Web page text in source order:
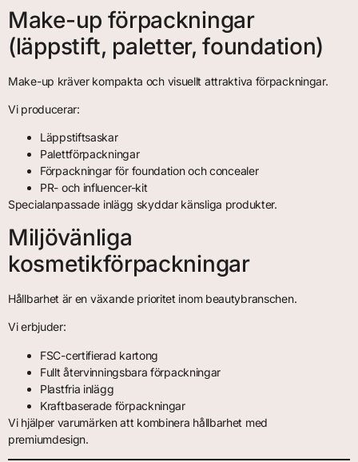
Make-up förpackningar
(läppstift, paletter, foundation)
Make-up kräver kompakta och visuellt attraktiva förpackningar.
Vi producerar:
Läppstiftsaskar
Palettförpackningar
Förpackningar för foundation och concealer
PR- och influencer-kit
Specialanpassade inlägg skyddar känsliga produkter.
Miljövänliga
kosmetikförpackningar
Hållbarhet är en växande prioritet inom beautybranschen.
Vi erbjuder:
FSC-certifierad kartong
Fullt återvinningsbara förpackningar
Plastfria inlägg
Kraftbaserade förpackningar
Vi hjälper varumärken att kombinera hållbarhet med
premiumdesign.